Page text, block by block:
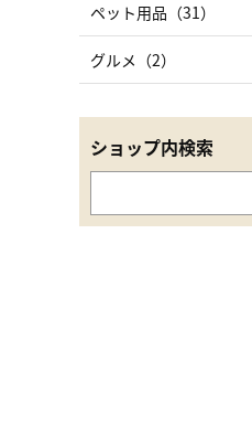
ペット用品（31）
グルメ（2）
ショップ内検索